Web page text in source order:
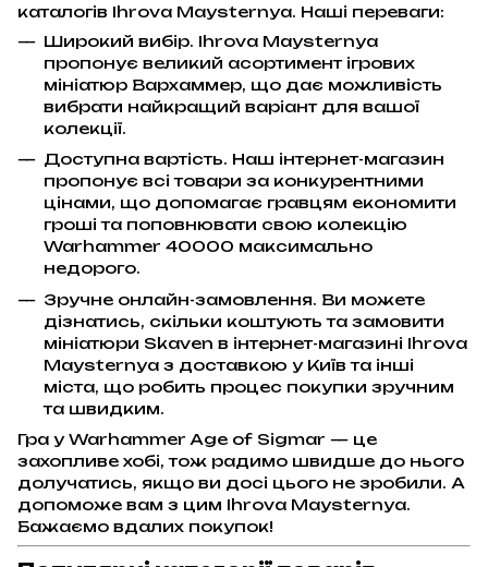
каталогів Ihrova Maysternya. Наші переваги:
Широкий вибір. Ihrova Maysternya
пропонує великий асортимент ігрових
мініатюр Вархаммер, що дає можливість
вибрати найкращий варіант для вашої
колекції.
Доступна вартість. Наш інтернет-магазин
пропонує всі товари за конкурентними
цінами, що допомагає гравцям економити
гроші та поповнювати свою колекцію
Warhammer 40000 максимально
недорого.
Зручне онлайн-замовлення. Ви можете
дізнатись, скільки коштують та замовити
мініатюри Skaven в інтернет-магазині Ihrova
Maysternya з доставкою у Київ та інші
міста, що робить процес покупки зручним
та швидким.
Гра у Warhammer Age of Sigmar — це
захопливе хобі, тож радимо швидше до нього
долучатись, якщо ви досі цього не зробили. А
допоможе вам з цим Ihrova Maysternya.
Бажаємо вдалих покупок!